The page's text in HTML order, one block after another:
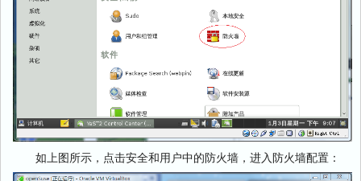
如上图所示，点击安全和用户中的防火墙，进入防火墙配置：